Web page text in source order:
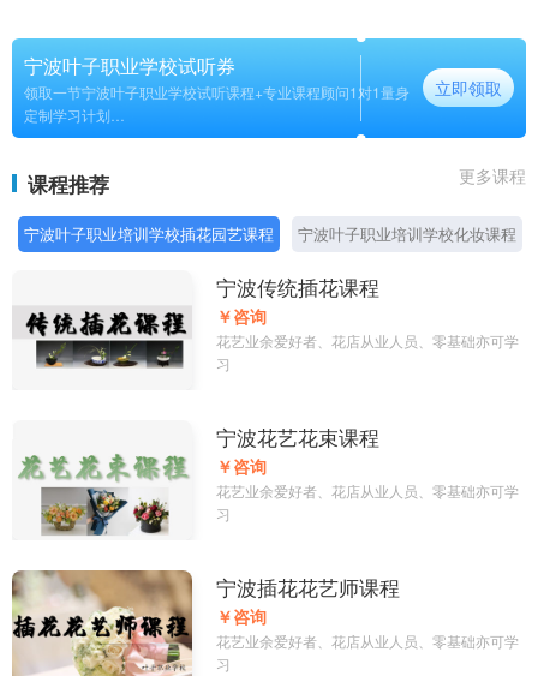
宁波叶子职业学校试听券
领取一节宁波叶子职业学校试听课程+专业课程顾问1对1量身
定制学习计划
长期
立即领取
课程推荐 更多课程
宁波叶子职业培训学校插花园艺课程 宁波叶子职业培训学校化妆课程
宁波传统插花课程
￥咨询
花艺业余爱好者、花店从业人员、零基础亦可学
习
宁波花艺花束课程
￥咨询
花艺业余爱好者、花店从业人员、零基础亦可学
习
宁波插花花艺师课程
￥咨询
花艺业余爱好者、花店从业人员、零基础亦可学
习